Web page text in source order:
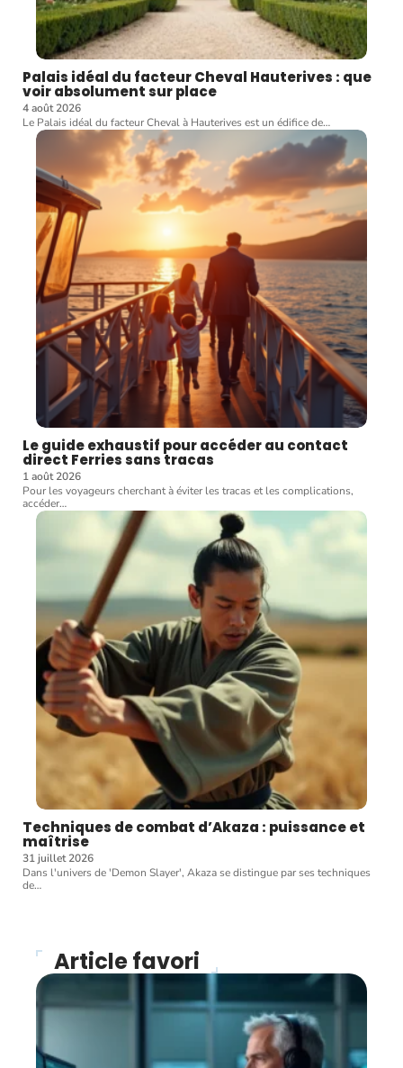
Palais idéal du facteur Cheval Hauterives : que
voir absolument sur place
4 août 2026
Le Palais idéal du facteur Cheval à Hauterives est un édifice de…
Le guide exhaustif pour accéder au contact
direct Ferries sans tracas
1 août 2026
Pour les voyageurs cherchant à éviter les tracas et les complications,
accéder…
Techniques de combat d’Akaza : puissance et
maîtrise
31 juillet 2026
Dans l'univers de 'Demon Slayer', Akaza se distingue par ses techniques
de…
Article favori